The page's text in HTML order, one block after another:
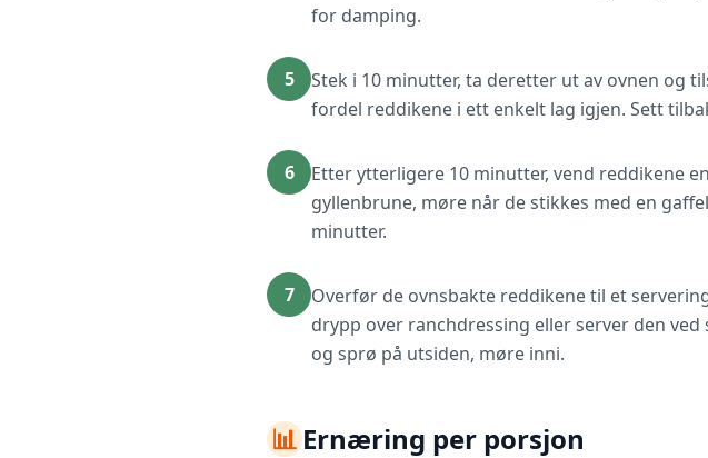
for damping.
5
Stek i 10 minutter, ta deretter ut av ovnen og
fordel reddikene i ett enkelt lag igjen. Sett
6
Etter ytterligere 10 minutter, vend reddikene
gyllenbrune, møre når de stikkes med en
minutter.
7
Overfør de ovnsbakte reddikene til et
drypp over ranchdressing eller server den
og sprø på utsiden, møre inni.
📊Ernæring per porsjon